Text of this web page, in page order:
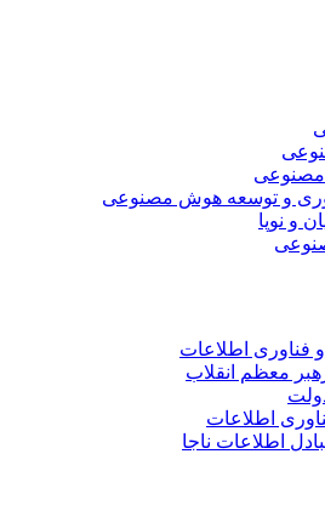
و توسعه هوش مصنوعی
و نوپا
فناوری اطلاعات
معظم انقلاب
اطلاعات
اطلاعات ناجا